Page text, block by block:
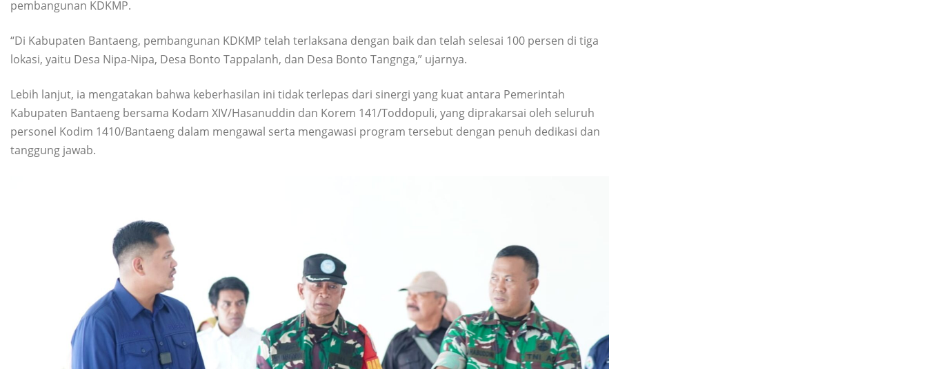
pembangunan KDKMP.
“Di Kabupaten Bantaeng, pembangunan KDKMP telah terlaksana dengan baik dan telah selesai 100 persen di tiga
lokasi, yaitu Desa Nipa-Nipa, Desa Bonto Tappalanh, dan Desa Bonto Tangnga,” ujarnya.
Lebih lanjut, ia mengatakan bahwa keberhasilan ini tidak terlepas dari sinergi yang kuat antara Pemerintah
Kabupaten Bantaeng bersama Kodam XIV/Hasanuddin dan Korem 141/Toddopuli, yang diprakarsai oleh seluruh
personel Kodim 1410/Bantaeng dalam mengawal serta mengawasi program tersebut dengan penuh dedikasi dan
tanggung jawab.